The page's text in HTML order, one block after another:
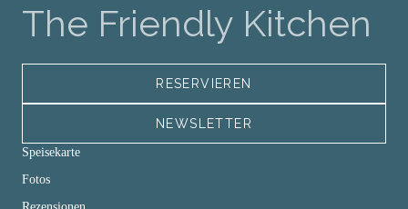
The Friendly Kitchen
RESERVIEREN
NEWSLETTER
Speisekarte
Fotos